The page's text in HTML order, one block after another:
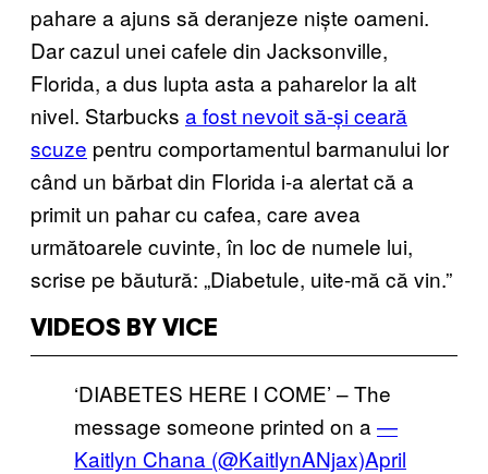
pahare a ajuns să deranjeze niște oameni.
Dar cazul unei cafele din Jacksonville,
Florida, a dus lupta asta a paharelor la alt
nivel. Starbucks a fost nevoit să-și ceară
scuze pentru comportamentul barmanului lor
când un bărbat din Florida i-a alertat că a
primit un pahar cu cafea, care avea
următoarele cuvinte, în loc de numele lui,
scrise pe băutură: „Diabetule, uite-mă că vin.”
VIDEOS BY VICE
‘DIABETES HERE I COME’ – The
message someone printed on a —
Kaitlyn Chana (@KaitlynANjax)April